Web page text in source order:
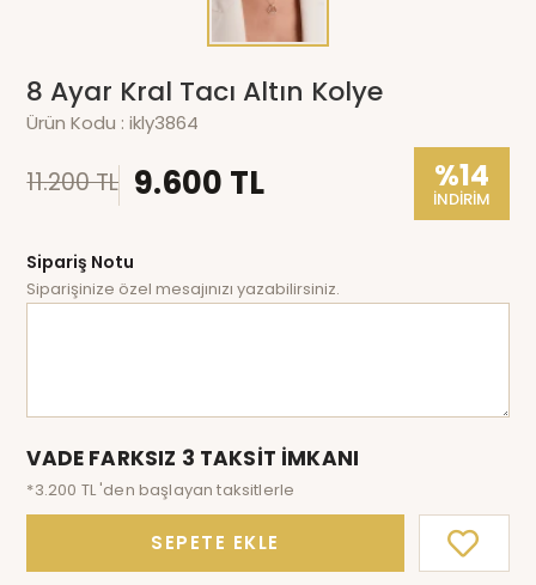
8 Ayar Kral Tacı Altın Kolye
Ürün Kodu :ikly3864
11.200 TL 9.600 TL %14
İNDİRİM
Sipariş Notu
Siparişinize özel mesajınızı yazabilirsiniz.
VADE FARKSIZ 3 TAKSİT İMKANI
*3.200 TL 'den başlayan taksitlerle
SEPETE EKLE